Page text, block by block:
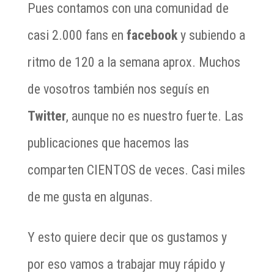
Pues contamos con una comunidad de
casi 2.000 fans en facebooky subiendo a
ritmo de 120 a la semana aprox. Muchos
de vosotros también nos seguís en
Twitter, aunque no es nuestro fuerte. Las
publicaciones que hacemos las
comparten CIENTOS de veces. Casi miles
de me gusta en algunas.
Y esto quiere decir que os gustamos y
por eso vamos a trabajar muy rápido y